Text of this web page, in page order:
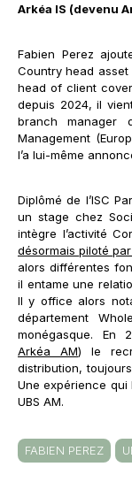
Arkéa IS (devenu
Fabien Perez
Country head
head of client
depuis 2024, il
branch manager
Management
l’a lui-même
Diplômé de l’ISC
un stage chez
intègre l’activité
désormais piloté
alors différentes
il entame une
Il y office alors
département
monégasque. En
Arkéa AM) le
distribution,
Une expérience
UBS AM.
FABIEN PEREZ